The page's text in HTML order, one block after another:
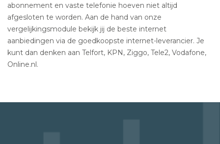
abonnement en vaste telefonie hoeven niet altijd
afgesloten te worden. Aan de hand van onze
vergelijkingsmodule bekijk jij de beste internet
aanbiedingen via de goedkoopste internet-leverancier. Je
kunt dan denken aan Telfort, KPN, Ziggo, Tele2, Vodafone,
Online.nl.